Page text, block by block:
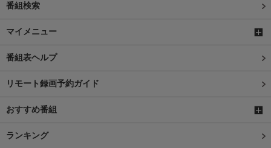
番組検索
マイメニュー
番組表ヘルプ
リモート録画予約ガイド
おすすめ番組
ランキング